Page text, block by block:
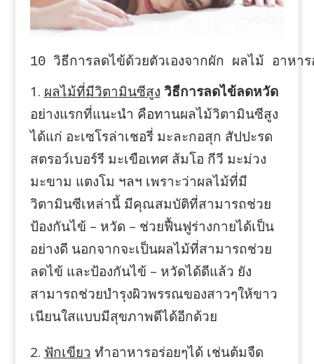
10 วิธีการลดไข้ด้วยตัวเองจากผัก ผลไม้ อาหาร
1. ผลไม้ที่มีวิตามินซีสูง วิธีการลดไข้ลดหวัด
อย่างแรกที่แนะนำ คือทานผลไม้วิตามินซีสูง
ได้แก่ อะเซโรล่าเชอรี่ มะละกอสุก สัปปะรด
สตรอว์เบอร์รี มะเขือเทศ ส้มโอ กีวี มะม่วง
มะขาม แตงโม ฯลฯ เพราะว่าผลไม้ที่มี
วิตามินซีเหล่านี้ มีคุณสมบัติที่สามารถช่วย
ป้องกันไข้ – หวัด – ช่วยฟื้นฟูร่างกายได้เป็น
อย่างดี นอกจากจะเป็นผลไม้ที่สามารถช่วย
ลดไข้ และป้องกันไข้ – หวัดได้ดีแล้ว ยัง
สามารถช่วยบำรุงผิวพรรณของสาวๆให้ขาว
เนียนใสแบบมีสุขภาพดีได้อีกด้วย
2. ฟักเขียว ทำอาหารอร่อยๆได้ เช่นต้มจืด